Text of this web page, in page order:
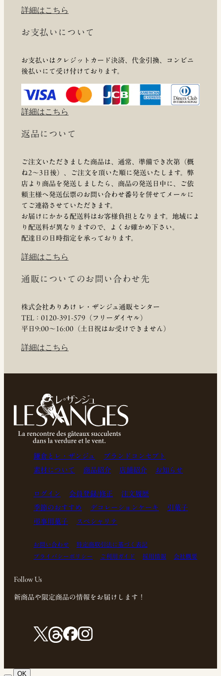
詳細はこちら
お支払いについて
お支払いはクレジットカード決済、代金引換、コンビニ
後払いにて受け付けております。
詳細はこちら
返品について
ご注文いただきました商品は、通常、準備でき次第（概
ね2～3日後）、ご注文を頂いた順に発送いたします。弊
店より商品を発送しましたら、商品の発送日中に、ご依
頼主様へ発送伝票のお問い合わせ番号を併せてメールに
てご連絡させていただきます。
お届けにかかる配送料はお客様負担となります。地域によ
り配送料が異なりますので、よくお確かめ下さい。
配達日の日時指定を承っております。
詳細はこちら
通販についてのお問い合わせ先
株式会社ありあけ レ・ザンジュ通販センター
TEL：0120-391-579（フリーダイヤル）
平日9:00〜16:00（土日祝はお受けできません）
詳細はこちら
鎌倉とレ・ザンジュ
ブランドコンセプト
素材について
商品紹介 店舗紹介 お知らせ
ログイン 会員登録/修正
注文履歴
季節のおすすめ
デコレーションケーキ
引菓子
弔事用菓子
スペシャリテ
お問い合わせ
特定商取引法に基づく表記
プライバシーポリシー
ご利用ガイド 採用情報 会社概要
Follow Us
新商品や限定商品の情報をお届けします！
OK